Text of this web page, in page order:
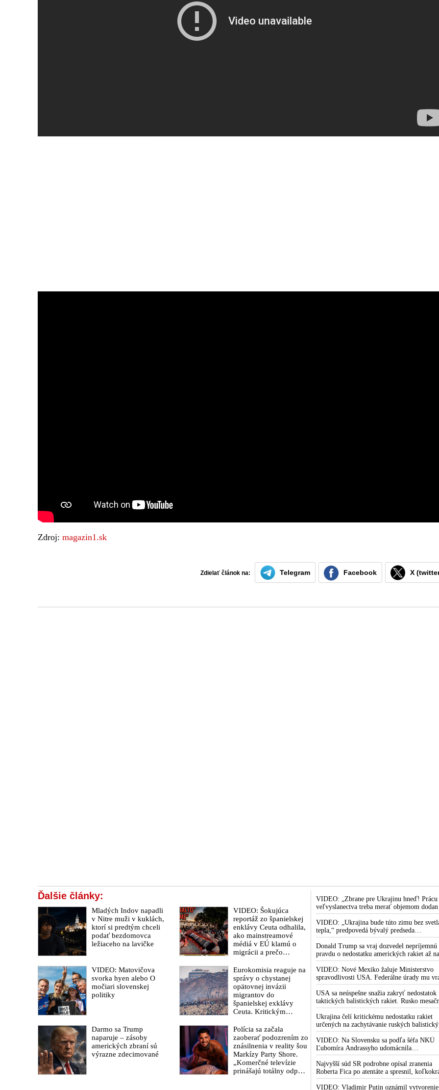
Zdroj: magazin1.sk
Zdielať článok na: Telegram Facebook X
Ďalšie články:
Mladých Indov napadli
v Nitre muži v kuklách,
ktorí si predtým chceli
podať bezdomovca
ležiaceho na lavičke
VIDEO: Šokujúca
reportáž zo španielskej
enklávy Ceuta odhalila,
ako mainstreamové
médiá v EÚ klamú o
migrácii a prečo
rúškom Migračného
paktu migráciu v
skutočnosti podporuje
VIDEO: Matovičova
svorka hyen alebo O
močiari slovenskej
politiky
Eurokomisia reaguje na
správy o chystanej
opätovnej invázii
migrantov do
španielskej exklávy
Ceuta. Kritickým
2026
Darmo sa Trump
naparuje – zásoby
amerických zbraní sú
výrazne zdecimované
Polícia sa začala
zaoberať podozrením zo
znásilnenia v reality šou
Markízy Party Shore.
„Komerčné televízie
prinášajú totálny odpad,
VIDEO: „Zbrane pre Ukrajinu hneď! Prácu
veľvyslanectva treba merať objemom
zbraní, financií, politických rozhodnutí a
krokov tlaku na nepriateľa,“ povedal
Volodymyr Zelenskyj zhromaždeným
ukrajinským diplomatom v Kyjeve. Donald
Trump mu potom odkázal, že USA
nedodajú protiraketové systémy Patriot
VIDEO: „Ukrajina bude túto zimu bez
tepla,“ predpovedá bývalý predseda
ukrajinského parlamentu Dmytro Razumkov
Donald Trump sa vraj dozvedel nepríjemnú
pravdu o nedostatku amerických rakiet až
rokovaní svojej vlády v prezidentskom sídle
Camp David v Marylande, a preto musel
odložiť plánované útoky na Irán. Prezident
USA sa pre to údajne pohádal so šéfom
Pentagónu, lebo bol presvedčený o opaku
VIDEO: Nové Mexiko žaluje Ministerstvo
spravodlivosti USA. Federálne úrady mu
bránia vo vyšetrovaní sexuálnych zločinov
organizátora pedofilnej siete Jeffreyho
Epsteina. Ten mal nariadiť, aby dve
zo zahraničia, ktoré boli uškrtené počas
drsného fetišistického sexu, pochovali v
blízkosti jeho ranča v tomto americkom
USA sa neúspešne snažia zakryť nedostatok
taktických balistických rakiet. Rusko
vyprodukuje viac rakiet, než koľko vyrobia
všetci producenti systémov Patriot
Ukrajina čelí kritickému nedostatku rakiet
určených na zachytávanie ruských
striel. Počas najnovších ruských útokov sa
nepodarilo zostreliť ani jednu. Volodymyr
Zelenskyj sa v zúfalstve snaží
NATO zabezpečiť ich dodávky
VIDEO: Na Slovensku sa podľa šéfa NKÚ
Ľubomíra Andrassyho udomácnila
eurofondová mafia
Najvyšší súd SR podrobne opísal zranenia
Roberta Fica po atentáte a spresnil,
terorista Juraj Cintula na premiéra vystrelil
VIDEO: Vladimir Putin oznámil vytvorenie